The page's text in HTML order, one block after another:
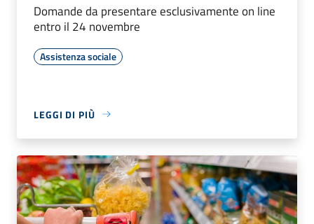
Domande da presentare esclusivamente on line
entro il 24 novembre
Assistenza sociale
LEGGI DI PIÙ